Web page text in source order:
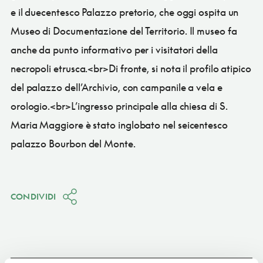
e il duecentesco Palazzo pretorio, che oggi ospita un
Museo di Documentazione del Territorio. Il museo fa
anche da punto informativo per i visitatori della
necropoli etrusca.<br>Di fronte, si nota il profilo atipico
del palazzo dell’Archivio, con campanile a vela e
orologio.<br>L’ingresso principale alla chiesa di S.
Maria Maggiore è stato inglobato nel seicentesco
palazzo Bourbon del Monte.
CONDIVIDI